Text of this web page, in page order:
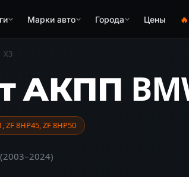
Марки авто Города Цены
X3
АКПП
ZF 8HP45, ZF 8HP50